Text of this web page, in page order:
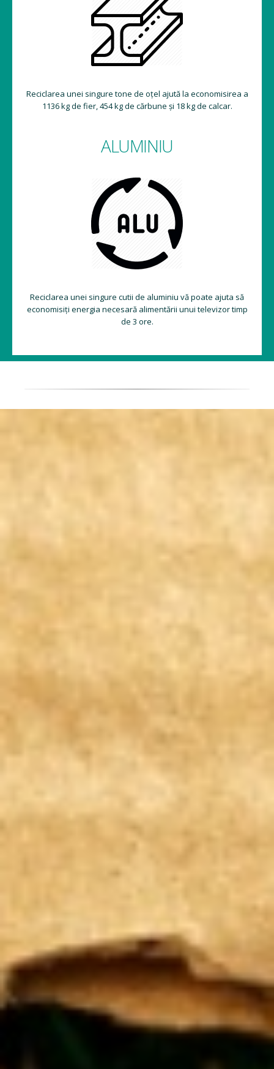
Reciclarea unei singure tone de oțel ajută la economisirea a
1136 kg de fier, 454 kg de cărbune și 18 kg de calcar.
ALUMINIU
Reciclarea unei singure cutii de aluminiu vă poate ajuta să
economisiți energia necesară alimentării unui televizor timp
de 3 ore.